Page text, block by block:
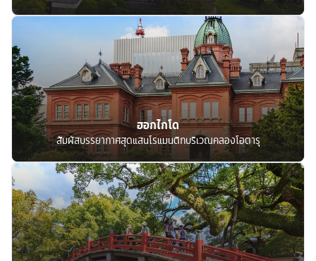
ฮอกไกโด
สัมผัสบรรยากาศสุดแสนโรแมนติกบริเวณคลองโอตารุ